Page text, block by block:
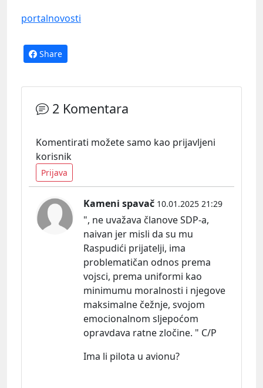
portalnovosti
Share
2 Komentara
Komentirati možete samo kao prijavljeni
korisnik
Prijava
Kameni spavač 10.01.2025 21:29
", ne uvažava članove SDP-a,
naivan jer misli da su mu
Raspudići prijatelji, ima
problematičan odnos prema
vojsci, prema uniformi kao
minimumu moralnosti i njegove
maksimalne čežnje, svojom
emocionalnom sljepoćom
opravdava ratne zločine. " C/P
Ima li pilota u avionu?